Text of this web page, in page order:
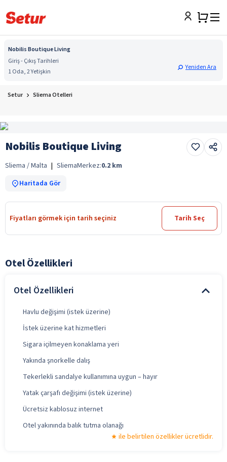
Nobilis Boutique Living
Giriş - Çıkış Tarihleri
1 Oda, 2 Yetişkin
Yeniden Ara
Setur Sliema Otelleri
Nobilis Boutique Living
Sliema / Malta | SliemaMerkez:0.2 km
Haritada Gör
Fiyatları görmek için tarih seçiniz Tarih Seç
Otel Özellikleri
Otel Özellikleri
Havlu değişimi (istek üzerine)
İstek üzerine kat hizmetleri
Sigara içilmeyen konaklama yeri
Yakında şnorkelle dalış
Tekerlekli sandalye kullanımına uygun – hayır
Yatak çarşafı değişimi (istek üzerine)
Ücretsiz kablosuz internet
Otel yakınında balık tutma olanağı
ile belirtilen özellikler ücretlidir.